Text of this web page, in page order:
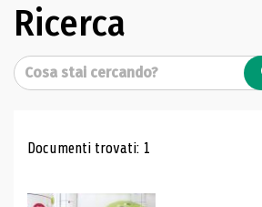
Ricerca
Cerca
Risultati di ricerca
Documenti trovati: 1